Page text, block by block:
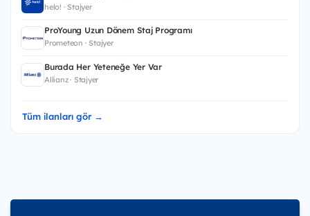
helo! · Stajyer
ProYoung Uzun Dönem Staj Programı
Prometeon · Stajyer
Burada Her Yeteneğe Yer Var
Allianz · Stajyer
Tüm ilanları gör →